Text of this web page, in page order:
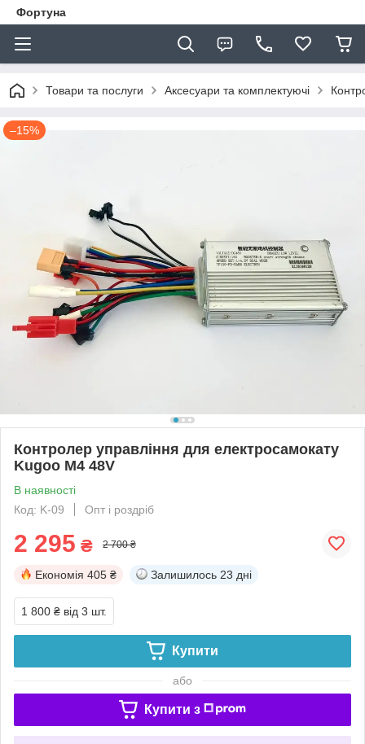
Фортуна
Товари та послуги Аксесуари та комплектуючі
–15%
Контролер управління для електросамокату
Kugoo M4 48V
В наявності
Код: K-09
Опт і роздріб
2 295 ₴ 2 700 ₴
Економія 405 ₴ Залишилось 23 дні
1 800 ₴ від 3 шт.
Купити
або
Купити з